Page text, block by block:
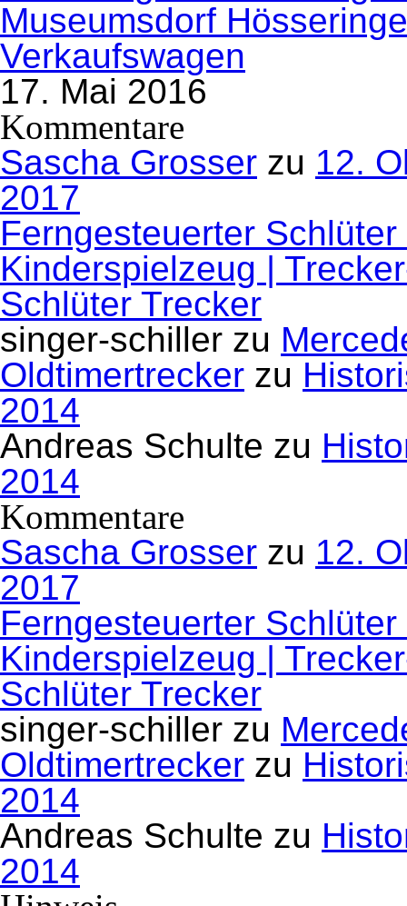
Museumsdorf
Verkaufswagen
17. Mai 2016
Kommentare
Sascha Grosser zu 12.
2017
Ferngesteuerter
Kinderspielzeug |
Schlüter Trecker
singer-schiller zu
Oldtimertrecker zu
2014
Andreas Schulte zu
2014
Kommentare
Sascha Grosser zu 12.
2017
Ferngesteuerter
Kinderspielzeug |
Schlüter Trecker
singer-schiller zu
Oldtimertrecker zu
2014
Andreas Schulte zu
2014